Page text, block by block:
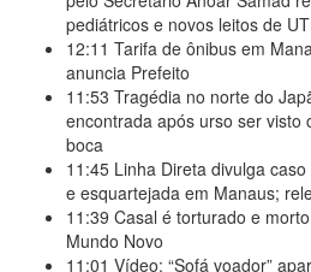
pediátricos e novos leitos de
12:11 Tarifa de ônibus em
anuncia Prefeito
11:53 Tragédia no norte do
encontrada após urso ser visto
boca
11:45 Linha Direta divulga
e esquartejada em Manaus;
11:39 Casal é torturado e
Mundo Novo
11:01 Vídeo: “Sofá voador”